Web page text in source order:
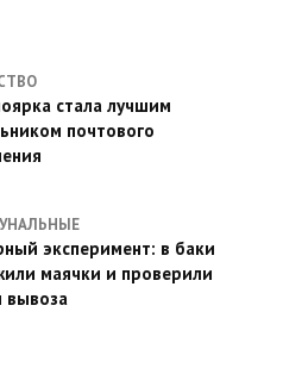
стала лучшим
почтового
эксперимент: в баки
маячки и проверили
вывоза